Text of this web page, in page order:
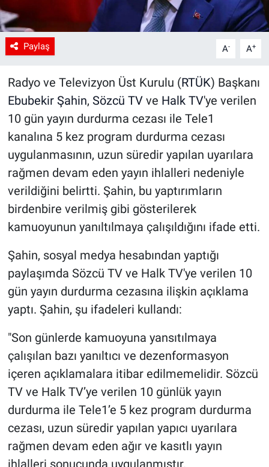
Paylaş A- A+
Radyo ve Televizyon Üst Kurulu (RTÜK) Başkanı
Ebubekir Şahin, Sözcü TVve Halk TV'ye verilen
10 gün yayın durdurma cezası ile Tele1
kanalına 5 kez program durdurma cezası
uygulanmasının, uzun süredir yapılan uyarılara
rağmen devam eden yayın ihlalleri nedeniyle
verildiğini belirtti. Şahin, bu yaptırımların
birdenbire verilmiş gibi gösterilerek
kamuoyunun yanıltılmaya çalışıldığını ifade etti.
Şahin, sosyal medya hesabından yaptığı
paylaşımda Sözcü TV ve Halk TV'ye verilen 10
gün yayın durdurma cezasına ilişkin açıklama
yaptı. Şahin, şu ifadeleri kullandı:
"Son günlerde kamuoyuna yansıtılmaya
çalışılan bazı yanıltıcı ve dezenformasyon
içeren açıklamalara itibar edilmemelidir. Sözcü
TV ve Halk TV’ye verilen 10 günlük yayın
durdurma ile Tele1’e 5 kez program durdurma
cezası, uzun süredir yapılan yapıcı uyarılara
rağmen devam eden ağır ve kasıtlı yayın
ihlalleri sonucunda uygulanmıştır.